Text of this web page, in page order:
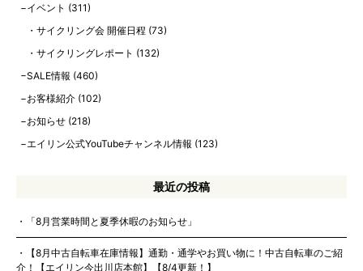
イベント (311)
サイクリング会 開催日程 (73)
サイクリングレポート (132)
SALE情報 (460)
お客様紹介 (102)
お知らせ (218)
エイリン公式YouTubeチャンネル情報 (123)
最近の投稿
「8月営業時間と夏季休暇のお知らせ」
【8月中古自転車在庫情報】通勤・通学やお買い物に！中古自転車のご紹
介！【エイリン今出川店本館】【8/4更新！】